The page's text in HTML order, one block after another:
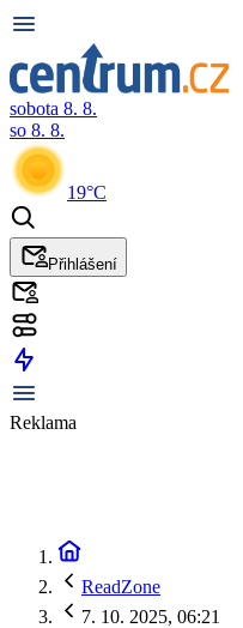
sobota 8. 8.
so 8. 8.
19°C
Přihlášení
Reklama
ReadZone
7. 10. 2025, 06:21